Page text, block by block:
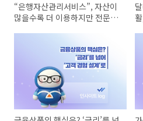
“은행자산관리서비스”, 자산이
많을수록 더 이용하지만 전문성